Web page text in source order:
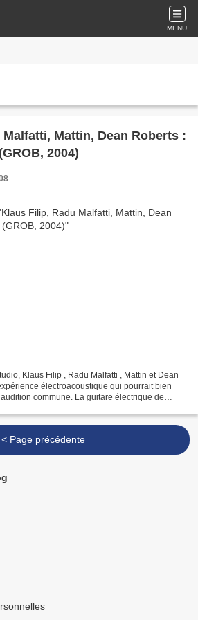
MENU
Mattin, Dean Roberts :
2004)
Klaus Filip , Radu Malfatti , Mattin et Dean
électroacoustique qui pourrait bien
commune. La guitare électrique de
< Page précédente